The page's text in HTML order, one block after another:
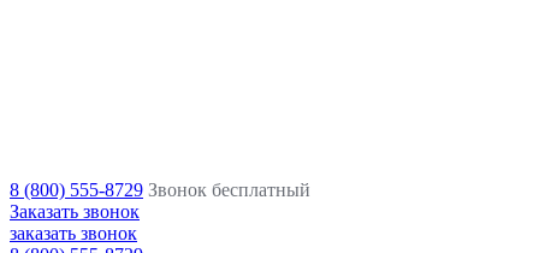
8 (800) 555-8729 Звонок бесплатный
Заказать звонок
заказать звонок